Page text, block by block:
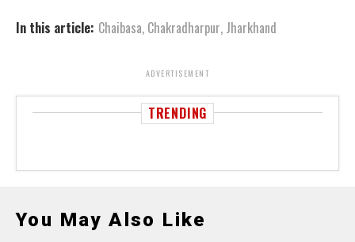
In this article: Chaibasa, Chakradharpur, Jharkhand
ADVERTISEMENT
TRENDING
You May Also Like